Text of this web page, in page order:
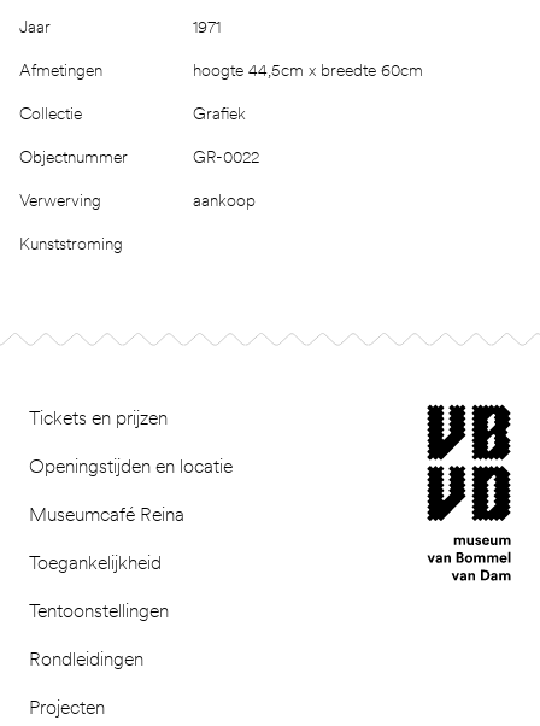
Jaar 1971
Afmetingen hoogte 44,5cm x breedte 60cm
Collectie Grafiek
Objectnummer GR-0022
Verwerving aankoop
Kunststroming
Tickets en prijzen
Openingstijden en locatie
Museumcafé Reina
Toegankelijkheid
Tentoonstellingen
Rondleidingen
Projecten
museum van